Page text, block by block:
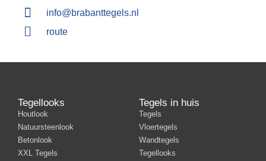
info@brabanttegels.nl
route
Tegellooks
Houtlook
Natuursteenlook
Betonlook
XXL Tegels
Tegels in huis
Tegels
Vloertegels
Wandtegels
Tegellooks